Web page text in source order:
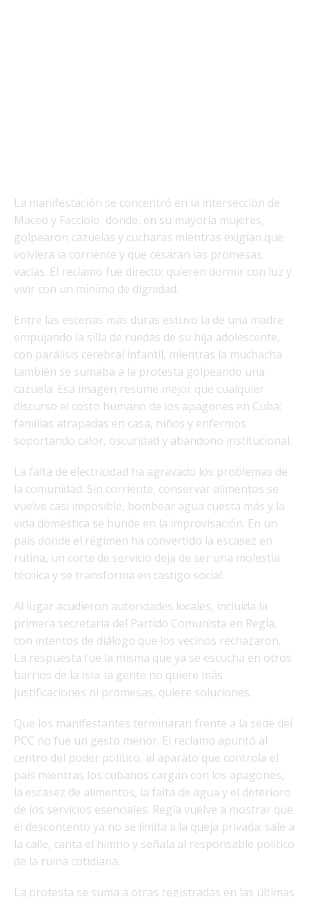
La manifestación se concentró en la intersección de
Maceo y Facciolo, donde, en su mayoría mujeres,
golpearon cazuelas y cucharas mientras exigían que
volviera la corriente y que cesaran las promesas
vacías. El reclamo fue directo: quieren dormir con luz y
vivir con un mínimo de dignidad.
Entre las escenas más duras estuvo la de una madre
empujando la silla de ruedas de su hija adolescente,
con parálisis cerebral infantil, mientras la muchacha
también se sumaba a la protesta golpeando una
cazuela. Esa imagen resume mejor que cualquier
discurso el costo humano de los apagones en Cuba:
familias atrapadas en casa, niños y enfermos
soportando calor, oscuridad y abandono institucional.
La falta de electricidad ha agravado los problemas de
la comunidad. Sin corriente, conservar alimentos se
vuelve casi imposible, bombear agua cuesta más y la
vida doméstica se hunde en la improvisación. En un
país donde el régimen ha convertido la escasez en
rutina, un corte de servicio deja de ser una molestia
técnica y se transforma en castigo social.
Al lugar acudieron autoridades locales, incluida la
primera secretaria del Partido Comunista en Regla,
con intentos de diálogo que los vecinos rechazaron.
La respuesta fue la misma que ya se escucha en otros
barrios de la Isla: la gente no quiere más
justificaciones ni promesas, quiere soluciones.
Que los manifestantes terminaran frente a la sede del
PCC no fue un gesto menor. El reclamo apuntó al
centro del poder político, al aparato que controla el
país mientras los cubanos cargan con los apagones,
la escasez de alimentos, la falta de agua y el deterioro
de los servicios esenciales. Regla vuelve a mostrar que
el descontento ya no se limita a la queja privada: sale a
la calle, canta el himno y señala al responsable político
de la ruina cotidiana.
La protesta se suma a otras registradas en las últimas